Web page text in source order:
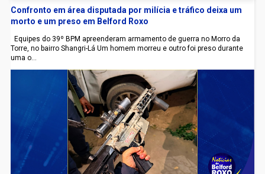
Confronto em área disputada por milícia e tráfico deixa um
morto e um preso em Belford Roxo
Equipes do 39º BPM apreenderam armamento de guerra no Morro da
Torre, no bairro Shangri-Lá Um homem morreu e outro foi preso durante
uma o...